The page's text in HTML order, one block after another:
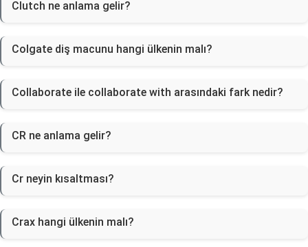
Clutch ne anlama gelir?
Colgate diş macunu hangi ülkenin malı?
Collaborate ile collaborate with arasındaki fark nedir?
CR ne anlama gelir?
Cr neyin kısaltması?
Crax hangi ülkenin malı?